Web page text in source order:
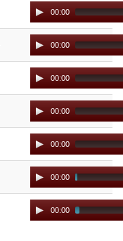
Audio
Player
00:00
Audio
Player
00:00
Audio
Player
00:00
Audio
Player
00:00
Audio
Player
00:00
Audio
Player
00:00
Audio
Player
00:00